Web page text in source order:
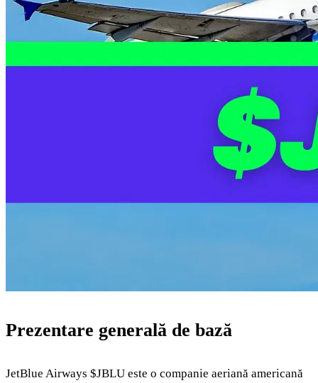
Prezentare generală de bază
JetBlue Airways $JBLU este o companie aeriană americană